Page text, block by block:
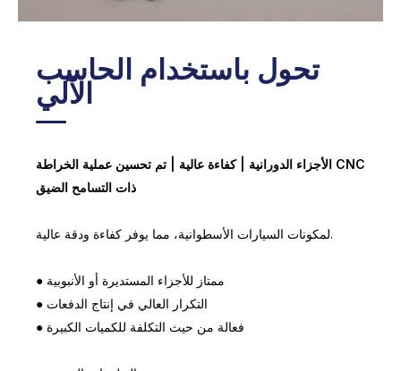
تحول باستخدام الحاسب
الآلي
الأجزاء الدورانية | كفاءة عالية | تم تحسين عملية الخراطة CNC
لمكونات السيارات الأسطوانية، مما يوفر كفاءة ودقة عالية.